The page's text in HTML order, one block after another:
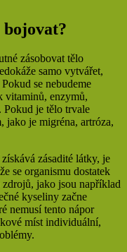
zásobovat tělo
samo vytvářet,
se nebudeme
vitaminů, enzymů,
je tělo trvale
jako je migréna, artróza,
zásadité látky, je
se organismu dostatek
zdrojů, jako jsou například
kyseliny začne
nemusí tento nápor
míst individuální,